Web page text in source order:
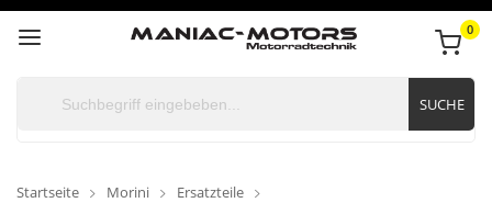
0
SUCHE
Startseite Morini
Ersatzteile